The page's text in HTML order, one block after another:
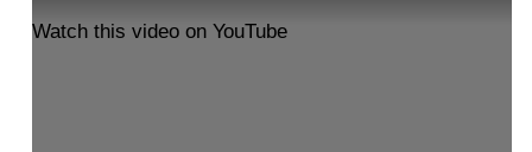
Watch this video on YouTube